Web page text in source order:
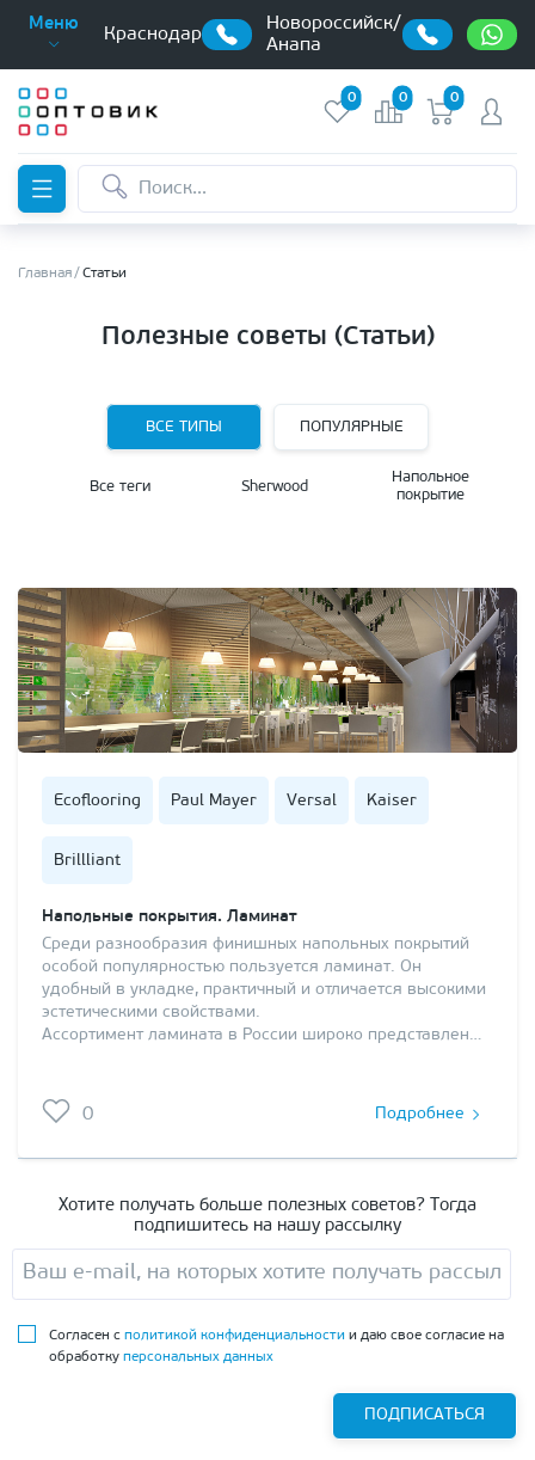
Меню
Краснодар
Новороссийск/
Анапа
0 0 0
Главная Статьи
Полезные советы (Статьи)
ВСЕ ТИПЫ ПОПУЛЯРНЫЕ
Все теги Sherwood
Напольное
покрытие
Ecoflooring Paul Mayer Versal Kaiser
Brillliant
Напольные покрытия. Ламинат
Среди разнообразия финишных напольных покрытий
особой популярностью пользуется ламинат. Он
удобный в укладке, практичный и отличается высокими
эстетическими свойствами.
Ассортимент ламината в России широко представлен…
0 Подробнее
Хотите получать больше полезных советов? Тогда
подпишитесь на нашу рассылку
Согласен с политикой конфиденциальности и даю свое согласие на
обработку персональных данных
ПОДПИСАТЬСЯ